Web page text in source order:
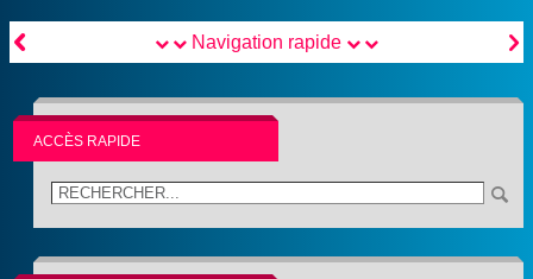
 
Navigation rapide
ACCÈS RAPIDE